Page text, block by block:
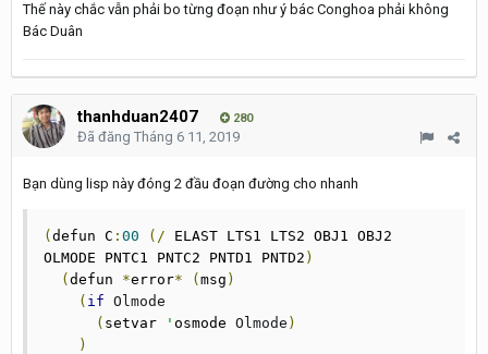
Thế này chắc vẫn phải bo từng đoạn như ý bác Conghoa phải không
Bác Duân
thanhduan2407 280
Đã đăng Tháng 6 11, 2019
Bạn dùng lisp này đóng 2 đầu đoạn đường cho nhanh
( defun C : 00 (/ ELAST LTS1 LTS2 OBJ1 OBJ2
OLMODE PNTC1 PNTC2 PNTD1 PNTD2 )
( defun *error* ( msg )
( if Olmode
( setvar ' osmode Olmode )
)